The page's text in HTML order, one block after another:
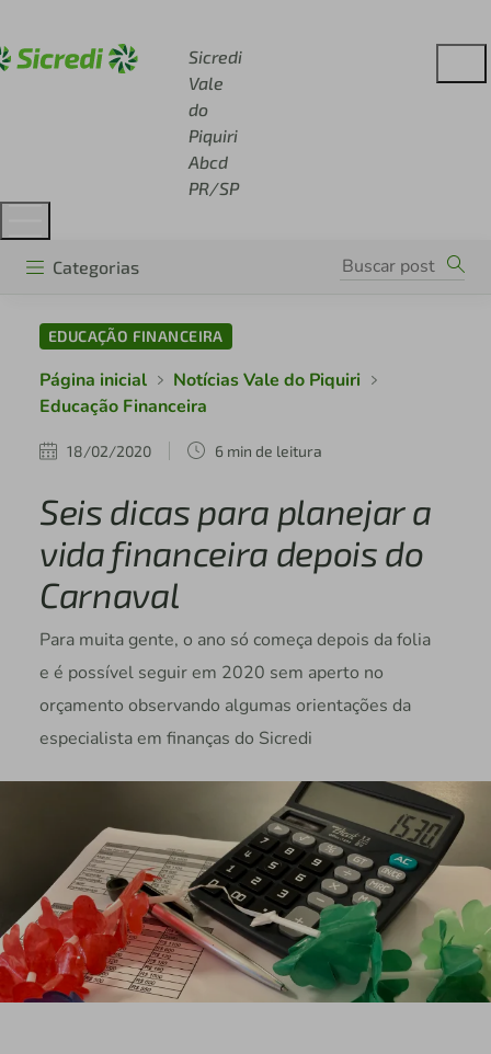
Sicredi
Vale
do
Piquiri
Abcd
PR/SP
Categorias
EDUCAÇÃO FINANCEIRA
Página inicial
Notícias Vale do Piquiri
Educação Financeira
18/02/2020 6 min de leitura
Seis dicas para planejar a
vida financeira depois do
Carnaval
Para muita gente, o ano só começa depois da folia
e é possível seguir em 2020 sem aperto no
orçamento observando algumas orientações da
especialista em finanças do Sicredi